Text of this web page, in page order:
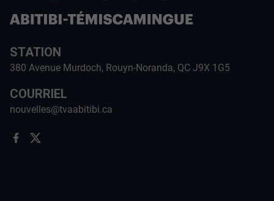
STATION
380 Avenue Murdoch, Rouyn-Noranda, QC J9X 1G5
COURRIEL
nouvelles@tvaabitibi.ca